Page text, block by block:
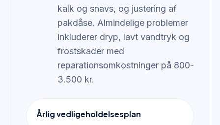
kalk og snavs, og justering af
pakdåse. Almindelige problemer
inkluderer dryp, lavt vandtryk og
frostskader med
reparationsomkostninger på 800-
3.500 kr.
Årlig vedligeholdelsesplan